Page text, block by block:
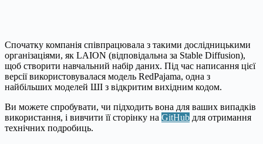
Спочатку компанія співпрацювала з такими дослідницькими
організаціями, як LAION (відповідальна за Stable Diffusion),
щоб створити навчальний набір даних. Під час написання цієї
версії використовувалася модель RedPajama, одна з
найбільших моделей ШІ з відкритим вихідним кодом.
Ви можете спробувати, чи підходить вона для ваших випадків
використання, і вивчити її сторінку на GitHub для отримання
технічних подробиць.